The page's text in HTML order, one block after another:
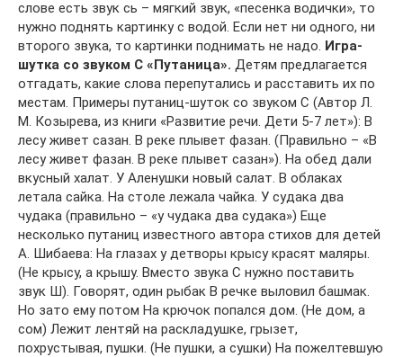
слове есть звук сь – мягкий звук, «песенка водички», то
нужно поднять картинку с водой. Если нет ни одного, ни
второго звука, то картинки поднимать не надо. Игра-
шутка со звуком С «Путаница». Детям предлагается
отгадать, какие слова перепутались и расставить их по
местам. Примеры путаниц-шуток со звуком С (Автор Л.
М. Козырева, из книги «Развитие речи. Дети 5-7 лет»): В
лесу живет сазан. В реке плывет фазан. (Правильно – «В
лесу живет фазан. В реке плывет сазан»). На обед дали
вкусный халат. У Аленушки новый салат. В облаках
летала сайка. На столе лежала чайка. У судака два
чудака (правильно – «у чудака два судака») Еще
несколько путаниц известного автора стихов для детей
А. Шибаева: На глазах у детворы крысу красят маляры.
(Не крысу, а крышу. Вместо звука С нужно поставить
звук Ш). Говорят, один рыбак В речке выловил башмак.
Но зато ему потом На крючок попался дом. (Не дом, а
сом) Лежит лентяй на раскладушке, грызет,
похрустывая, пушки. (Не пушки, а сушки) На пожелтевшую